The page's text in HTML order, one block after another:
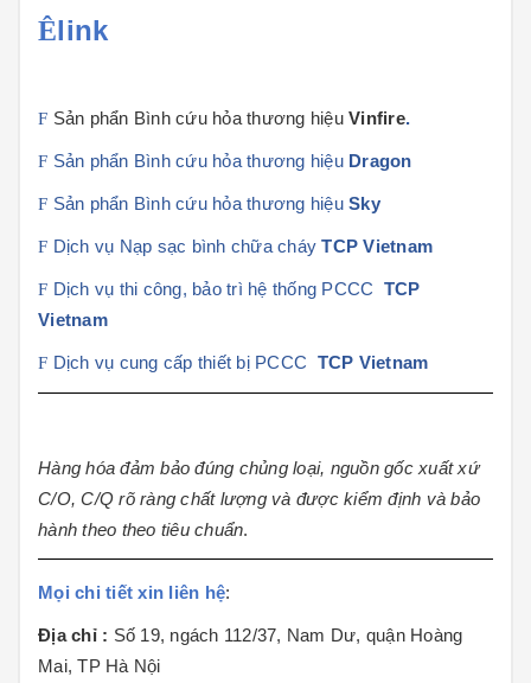
Êlink
F Sản phẩn Bình cứu hỏa thương hiệu Vinfire.
F Sản phẩn Bình cứu hỏa thương hiệu Dragon
F Sản phẩn Bình cứu hỏa thương hiệu Sky
F Dịch vụ Nạp sạc bình chữa cháyTCP Vietnam
F Dịch vụ thi công, bảo trì hệ thống PCCC TCP
Vietnam
F Dịch vụ cung cấp thiết bị PCCC TCP Vietnam
Hàng hóa đảm bảo đúng chủng loại, nguồn gốc xuất xứ
C/O, C/Q rõ ràng chất lượng và được kiểm định và bảo
hành theo theo tiêu chuẩn.
Mọi chi tiết xin liên hệ:
Địa chỉ : Số 19, ngách 112/37, Nam Dư, quận Hoàng
Mai, TP Hà Nội